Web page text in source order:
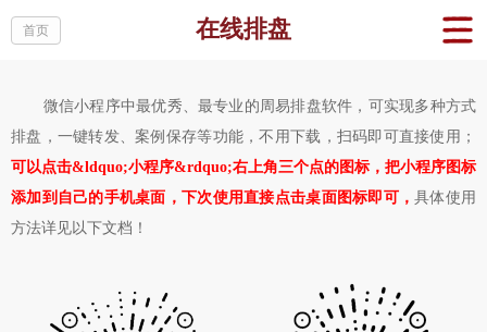
首页 在线排盘
微信小程序中最优秀、最专业的周易排盘软件，可实现多种方式
排盘，一键转发、案例保存等功能，不用下载，扫码即可直接使用；
可以点击&ldquo;小程序&rdquo;右上角三个点的图标，把小程序图标
添加到自己的手机桌面，下次使用直接点击桌面图标即可，具体使用
方法详见以下文档！